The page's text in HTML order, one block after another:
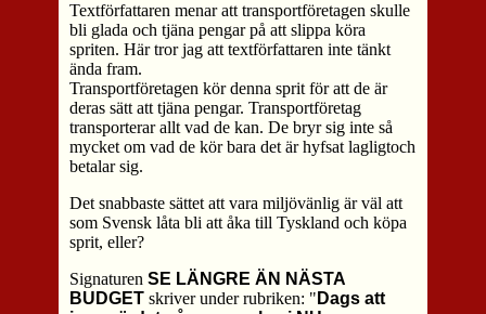
Textförfattaren menar att transportföretagen skulle
bli glada och tjäna pengar på att slippa köra
spriten. Här tror jag att textförfattaren inte tänkt
ända fram.
Transportföretagen kör denna sprit för att de är
deras sätt att tjäna pengar. Transportföretag
transporterar allt vad de kan. De bryr sig inte så
mycket om vad de kör bara det är hyfsat lagligtoch
betalar sig.
Det snabbaste sättet att vara miljövänlig är väl att
som Svensk låta bli att åka till Tyskland och köpa
sprit, eller?
Signaturen SE LÄNGRE ÄN NÄSTA
BUDGET skriver under rubriken: " Dags att